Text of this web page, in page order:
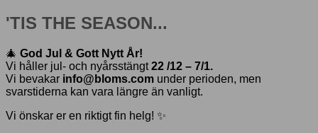
'TIS THE SEASON...
🎄 God Jul & Gott Nytt År!
Vi håller jul- och nyårsstängt22 /12 – 7/1.
Vi bevakar info@bloms.com under perioden, men
svarstiderna kan vara längre än vanligt.
Vi önskar er en riktigt fin helg! ✨